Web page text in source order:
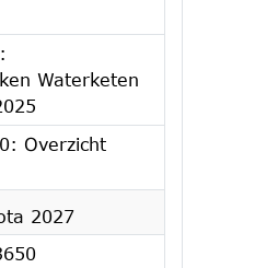
Waterketen
Overzicht
2027